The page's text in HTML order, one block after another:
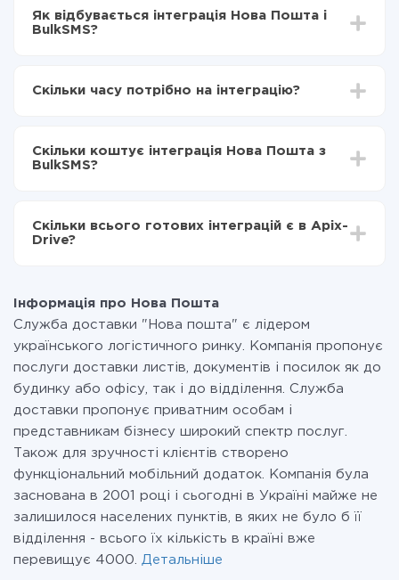
Як відбувається інтеграція Нова Пошта і
BulkSMS?
Вибираєте які дані передавати з Нова Пошта в
Тепер дані будуть автоматично передаватися з
Нова Пошта в BulkSMS
Скільки часу потрібно на інтеграцію?
становити від 5-ти до 30-хвилин. У середньому
налаштування займає 10-15 хвилин.
Скільки коштує інтеграція Нова Пошта з
BulkSMS?
Ви оплачуєте лише кількість даних, які за фактом
передаються з однієї вашої системи в іншу через
при необхідності. Детальніше про
Скільки всього готових інтеграцій є в Apix-
Drive?
Інформація про Нова Пошта
Служба доставки "Нова пошта" є лідером
українського логістичного ринку. Компанія пропонує
послуги доставки листів, документів і посилок як до
будинку або офісу, так і до відділення. Служба
доставки пропонує приватним особам і
представникам бізнесу широкий спектр послуг.
Також для зручності клієнтів створено
функціональний мобільний додаток. Компанія була
заснована в 2001 році і сьогодні в Україні майже не
залишилося населених пунктів, в яких не було б її
відділення - всього їх кількість в країні вже
перевищує 4000. Детальніше